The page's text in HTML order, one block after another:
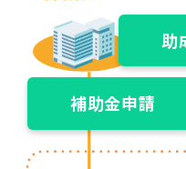
補助金申請
助